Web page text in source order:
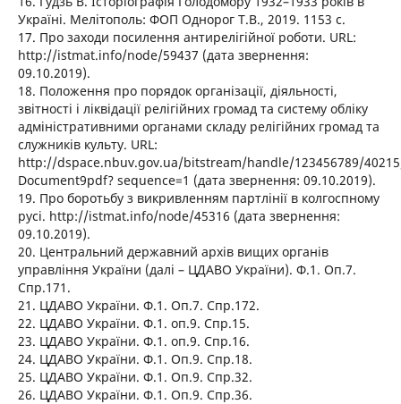
Україні. Мелітополь: ФОП Однорог Т.В., 2019. 1153 с.
17. Про заходи посилення антирелігійної роботи. URL:
http://istmat.info/node/59437 (дата звернення:
09.10.2019).
18. Положення про порядок організації, діяльності,
звітності і ліквідації релігійних громад та систему обліку
адміністративними органами складу релігійних громад та
служників культу. URL:
http://dspace.nbuv.gov.ua/bitstream/handle/123456789/
Document9pdf? sequence=1 (дата звернення: 09.10.2019).
19. Про боротьбу з викривленням партлінії в колгоспному
русі. http://istmat.info/node/45316 (дата звернення:
09.10.2019).
20. Центральний державний архів вищих органів
управління України (далі – ЦДАВО України). Ф.1. Оп.7.
Спр.171.
21. ЦДАВО України. Ф.1. Оп.7. Спр.172.
22. ЦДАВО України. Ф.1. оп.9. Спр.15.
23. ЦДАВО України. Ф.1. оп.9. Спр.16.
24. ЦДАВО України. Ф.1. Оп.9. Спр.18.
25. ЦДАВО України. Ф.1. Оп.9. Спр.32.
26. ЦДАВО України. Ф.1. Оп.9. Спр.36.